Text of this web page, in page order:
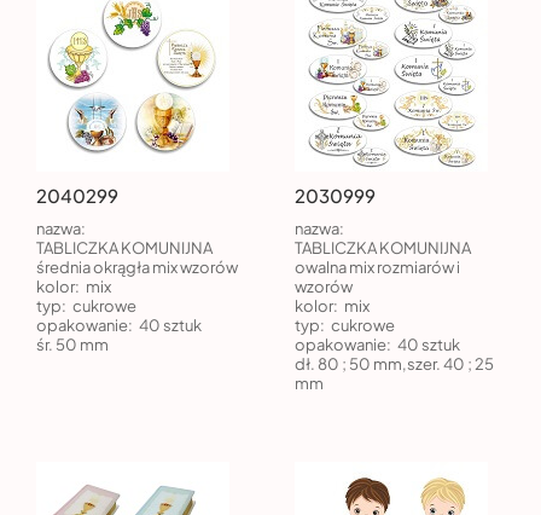
2040299
nazwa:
TABLICZKA KOMUNIJNA
średnia okrągła mix wzorów
kolor: mix
typ: cukrowe
opakowanie: 40 sztuk
śr. 50 mm
2030999
nazwa:
TABLICZKA KOMUNIJNA
owalna mix rozmiarów i
wzorów
kolor: mix
typ: cukrowe
opakowanie: 40 sztuk
dł. 80 ; 50 mm,szer. 40 ; 25
mm